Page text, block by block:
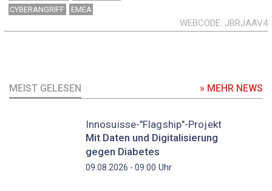
CYBERANGRIFF
EMEA
WEBCODE JBRJAAV4
MEIST GELESEN » MEHR NEWS
Innosuisse-"Flagship"-Projekt
Mit Daten und Digitalisierung
gegen Diabetes
09.08.2026 - 09:00 Uhr